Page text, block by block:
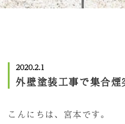
2020.2.1
外壁塗装工事で集合
こんにちは、宮本です。